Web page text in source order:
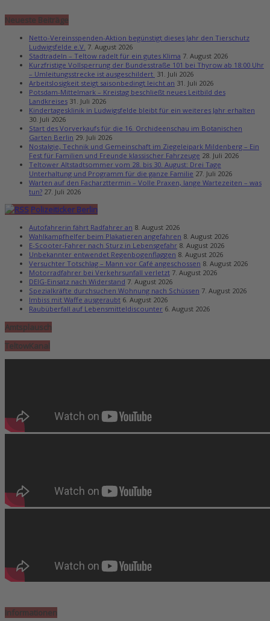
Neueste Beiträge
Netto-Vereinsspenden-Aktion begünstigt dieses Jahr den Tierschutz
Ludwigsfelde e.V. 7. August 2026
Stadtradeln – Teltow radelt für ein gutes Klima 7. August 2026
Kurzfristige Vollsperrung der Bundesstraße 101 bei Thyrow ab 18:00 Uhr
– Umleitungsstrecke ist ausgeschildert 31. Juli 2026
Arbeitslosigkeit steigt saisonbedingt leicht an 31. Juli 2026
Potsdam-Mittelmark – Kreistag beschließt neues Leitbild des
Landkreises 31. Juli 2026
Kindertagesklinik in Ludwigsfelde bleibt für ein weiteres Jahr erhalten
30. Juli 2026
Start des Vorverkaufs für die 16. Orchideenschau im Botanischen
Garten Berlin 29. Juli 2026
Nostalgie, Technik und Gemeinschaft im Ziegeleipark Mildenberg – Ein
Fest für Familien und Freunde klassischer Fahrzeuge 28. Juli 2026
Teltower Altstadtsommer vom 28. bis 30. August: Drei Tage
Unterhaltung und Programm für die ganze Familie 27. Juli 2026
Warten auf den Facharzttermin – Volle Praxen, lange Wartezeiten – was
tun? 27. Juli 2026
Polizeiticker Berlin
Autofahrerin fährt Radfahrer an 8. August 2026
Wahlkampfhelfer beim Plakatieren angefahren 8. August 2026
E-Scooter-Fahrer nach Sturz in Lebensgefahr 8. August 2026
Unbekannter entwendet Regenbogenflaggen 8. August 2026
Versuchter Totschlag – Mann vor Café angeschossen 8. August 2026
Motorradfahrer bei Verkehrsunfall verletzt 7. August 2026
DEIG-Einsatz nach Widerstand 7. August 2026
Spezialkräfte durchsuchen Wohnung nach Schüssen 7. August 2026
Imbiss mit Waffe ausgeraubt 6. August 2026
Raubüberfall auf Lebensmitteldiscounter 6. August 2026
Amtsplausch
TeltowKanal
Informationen